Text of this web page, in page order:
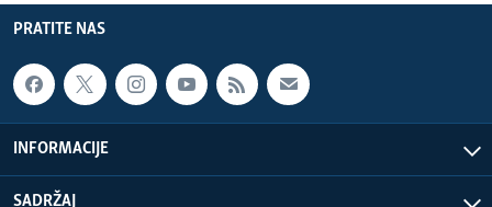
PRATITE NAS
INFORMACIJE
SADRŽAJ